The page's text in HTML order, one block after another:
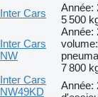
Inter Cars
Année:
5 500
Inter Cars
NW
Année:
7 800
Inter Cars
NW49KD
Année: